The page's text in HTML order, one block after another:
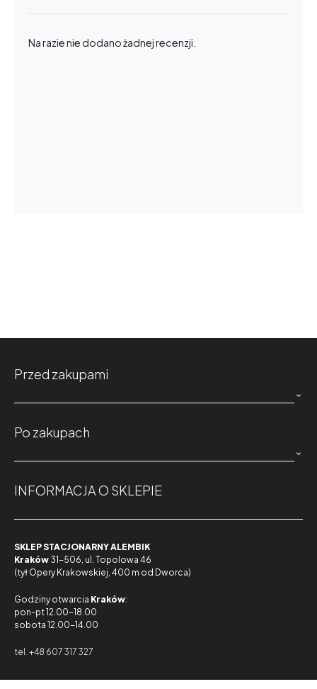
Na razie nie dodano żadnej recenzji.
Przed zakupami

Po zakupach

INFORMACJA O SKLEPIE
SKLEP STACJONARNY ALEMBIK
Kraków 31-506, ul. Topolowa 46
(tył Opery Krakowskiej, 400 m od Dworca)
Godziny otwarcia Kraków:
pon-pt 12.00-18.00
sobota 12.00-14.00
tel. +48 607 317 327